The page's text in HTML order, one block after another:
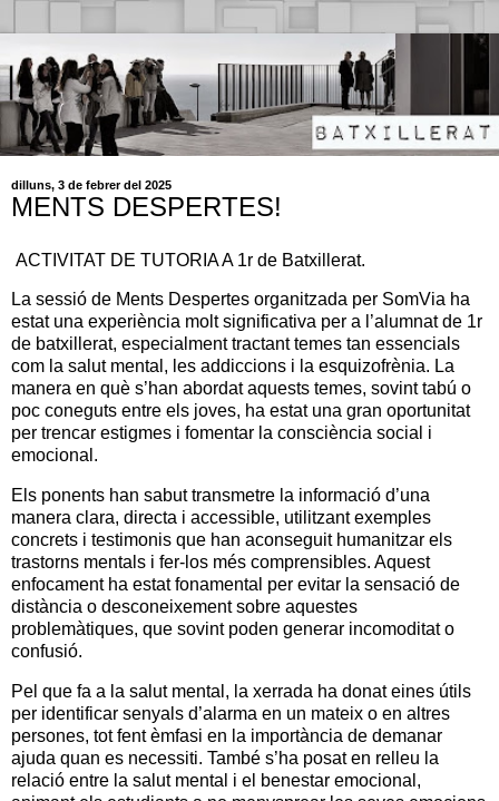
dilluns, 3 de febrer del 2025
MENTS DESPERTES!
ACTIVITAT DE TUTORIA A 1r de Batxillerat.
La sessió de Ments Despertes organitzada per SomVia ha
estat una experiència molt significativa per a l’alumnat de 1r
de batxillerat, especialment tractant temes tan essencials
com la salut mental, les addiccions i la esquizofrènia. La
manera en què s’han abordat aquests temes, sovint tabú o
poc coneguts entre els joves, ha estat una gran oportunitat
per trencar estigmes i fomentar la consciència social i
emocional.
Els ponents han sabut transmetre la informació d’una
manera clara, directa i accessible, utilitzant exemples
concrets i testimonis que han aconseguit humanitzar els
trastorns mentals i fer-los més comprensibles. Aquest
enfocament ha estat fonamental per evitar la sensació de
distància o desconeixement sobre aquestes
problemàtiques, que sovint poden generar incomoditat o
confusió.
Pel que fa a la salut mental, la xerrada ha donat eines útils
per identificar senyals d’alarma en un mateix o en altres
persones, tot fent èmfasi en la importància de demanar
ajuda quan es necessiti. També s’ha posat en relleu la
relació entre la salut mental i el benestar emocional,